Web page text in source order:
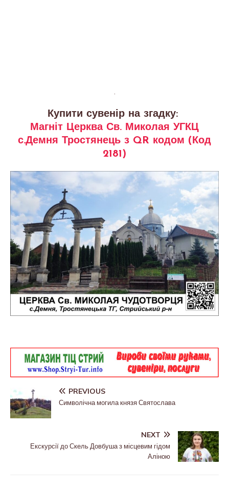
.
Купити сувенір на згадку:
Магніт Церква Св. Миколая УГКЦ
с.Демня Тростянець з QR кодом (Код
2181)
PREVIOUS
Символічна могила князя Святослава
NEXT
Екскурсії до Скель Довбуша з місцевим гідом
Аліною